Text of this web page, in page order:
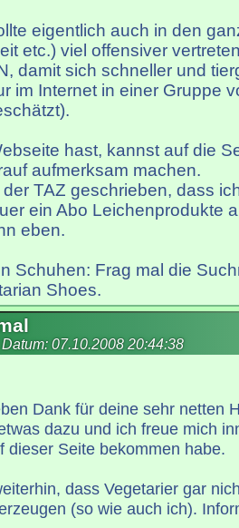
eigentlich auch in den
etc.) viel offensiver
damit sich schneller und
im Internet in einer Gruppe
hast, kannst auf die
aufmerksam machen.
TAZ geschrieben, dass
ein Abo Leichenprodukte
eben.
Schuhen: Frag mal die
Shoes.
07.10.2008 20:44:38
Dank für deine sehr netten
dazu und ich freue mich
dieser Seite bekommen habe.
dass Vegetarier gar
(so wie auch ich).